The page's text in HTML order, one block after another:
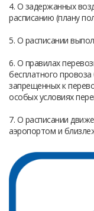
4. О задержанных
расписанию (плану
5. О расписании
6. О правилах
бесплатного
запрещенных к
особых условиях
7. О расписании
аэропортом и